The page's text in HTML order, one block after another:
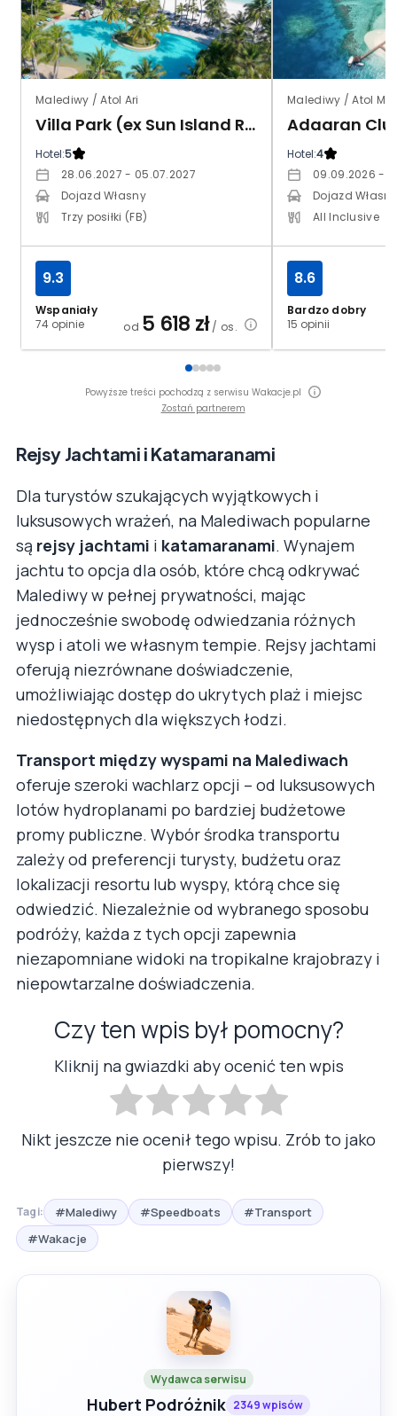
Malediwy / Atol Ari
Villa Park (ex Sun Island Resort & Spa)
Hotel:5
28.06.2027 - 05.07.2027
Dojazd Własny
Trzy posiłki (FB)
Wspaniały
74 opinie
9.3
od 5 618 zł/ os.
Malediwy / Atol
Adaaran
Hotel:4
09.09.2026 -
Dojazd Własny
All Inclusive
Bardzo dobry
15 opinii
8.6
Powyższe treści pochodzą z serwisu Wakacje.pl
Zostań partnerem
Rejsy Jachtami i Katamaranami
Dla turystów szukających wyjątkowych i
luksusowych wrażeń, na Malediwach popularne
są rejsy jachtami i katamaranami. Wynajem
jachtu to opcja dla osób, które chcą odkrywać
Malediwy w pełnej prywatności, mając
jednocześnie swobodę odwiedzania różnych
wysp i atoli we własnym tempie. Rejsy jachtami
oferują niezrównane doświadczenie,
umożliwiając dostęp do ukrytych plaż i miejsc
niedostępnych dla większych łodzi.
Transport między wyspami na Malediwach
oferuje szeroki wachlarz opcji – od luksusowych
lotów hydroplanami po bardziej budżetowe
promy publiczne. Wybór środka transportu
zależy od preferencji turysty, budżetu oraz
lokalizacji resortu lub wyspy, którą chce się
odwiedzić. Niezależnie od wybranego sposobu
podróży, każda z tych opcji zapewnia
niezapomniane widoki na tropikalne krajobrazy i
niepowtarzalne doświadczenia.
Czy ten wpis był pomocny?
Kliknij na gwiazdki aby ocenić ten wpis
Nikt jeszcze nie ocenił tego wpisu. Zrób to jako
pierwszy!
Tagi: #Malediwy #Speedboats
#Transport
#Wakacje
Wydawca serwisu
Hubert Podróżnik 2349 wpisów